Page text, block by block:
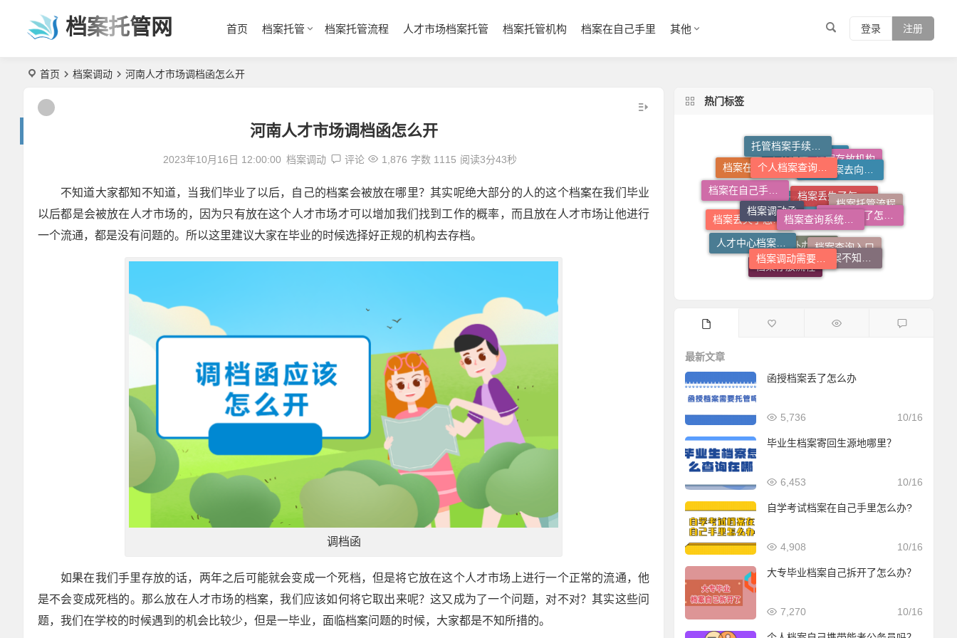
登录 注册
档案托管网 首页 档案托管 档案托管流程 人才市场档案托管 档案托管机构 档案在自己手里 其他
首页 档案调动 河南人才市场调档函怎么开
河南人才市场调档函怎么开
2023年10月16日 12:00:00 档案调动 评论 1,876 字数 1115 阅读3分43秒
不知道大家都知不知道，当我们毕业了以后，自己的档案会被放在哪里？其实呢绝大部分的人的这个档案在我们毕业
以后都是会被放在人才市场的，因为只有放在这个人才市场才可以增加我们找到工作的概率，而且放在人才市场让他进行
一个流通，都是没有问题的。所以这里建议大家在毕业的时候选择好正规的机构去存档。
调档函
如果在我们手里存放的话，两年之后可能就会变成一个死档，但是将它放在这个人才市场上进行一个正常的流通，他
是不会变成死档的。那么放在人才市场的档案，我们应该如何将它取出来呢？这又成为了一个问题，对不对？其实这些问
题，我们在学校的时候遇到的机会比较少，但是一毕业，面临档案问题的时候，大家都是不知所措的。
热门标签
档案存放流程
档案补办流程
档案查询入口
个人档案不知道在哪儿怎么查
档案调动需要什么手续
人才中心档案接收流程
档案丢失了怎么办 档案拆开了去哪里封
档案丢失了怎么补
档案托管流程
档案拆开了怎么补救
档案查询系统官网
档案调动函
档案在自己手里怎么放到人才市场 档案在自己手里怎么办 个人档案死档激活
档案存放机构
个人档案去向查询
个人档案查询系统
托管档案手续如何办理
最新文章
函授档案丢了怎么办
10/16
5,736
毕业生档案寄回生源地哪里？
10/16
6,453
自学考试档案在自己手里怎么办?
10/16
4,908
大专毕业档案自己拆开了怎么办？
10/16
7,270